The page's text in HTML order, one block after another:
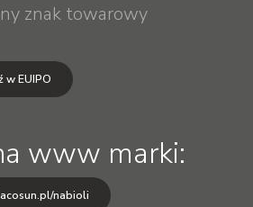
znak towarowy
w EUIPO
www marki:
nabioli